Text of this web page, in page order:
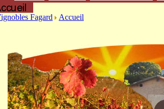
Fagard Accueil